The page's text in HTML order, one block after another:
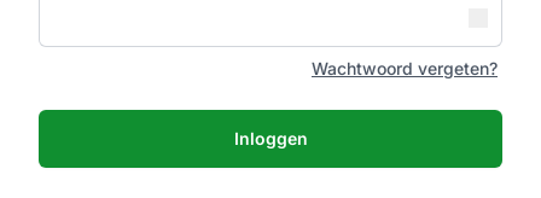
Wachtwoord vergeten?
Inloggen